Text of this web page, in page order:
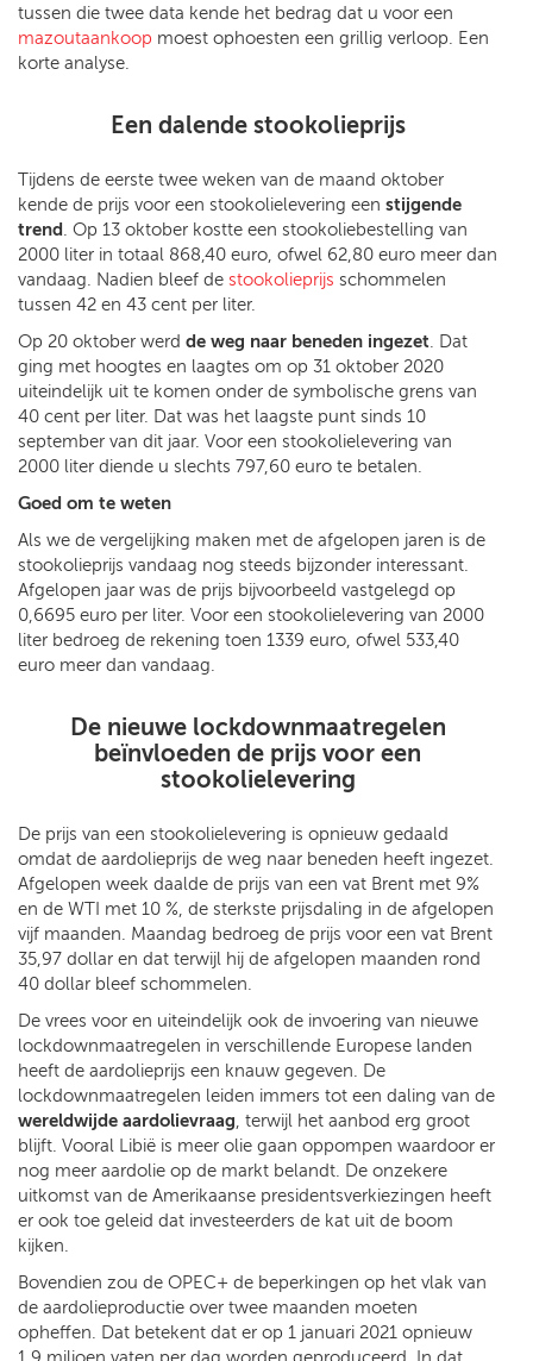
tussen die twee data kende het bedrag dat u voor een
mazoutaankoop moest ophoesten een grillig verloop. Een
korte analyse.
Een dalende stookolieprijs
Tijdens de eerste twee weken van de maand oktober
kende de prijs voor een stookolielevering een stijgende
trend. Op 13 oktober kostte een stookoliebestelling van
2000 liter in totaal 868,40 euro, ofwel 62,80 euro meer dan
vandaag. Nadien bleef de stookolieprijs schommelen
tussen 42 en 43 cent per liter.
Op 20 oktober werd de weg naar beneden ingezet. Dat
ging met hoogtes en laagtes om op 31 oktober 2020
uiteindelijk uit te komen onder de symbolische grens van
40 cent per liter. Dat was het laagste punt sinds 10
september van dit jaar. Voor een stookolielevering van
2000 liter diende u slechts 797,60 euro te betalen.
Goed om te weten
Als we de vergelijking maken met de afgelopen jaren is de
stookolieprijs vandaag nog steeds bijzonder interessant.
Afgelopen jaar was de prijs bijvoorbeeld vastgelegd op
0,6695 euro per liter. Voor een stookolielevering van 2000
liter bedroeg de rekening toen 1339 euro, ofwel 533,40
euro meer dan vandaag.
De nieuwe lockdownmaatregelen
beïnvloeden de prijs voor een
stookolielevering
De prijs van een stookolielevering is opnieuw gedaald
omdat de aardolieprijs de weg naar beneden heeft ingezet.
Afgelopen week daalde de prijs van een vat Brent met 9%
en de WTI met 10 %, de sterkste prijsdaling in de afgelopen
vijf maanden. Maandag bedroeg de prijs voor een vat Brent
35,97 dollar en dat terwijl hij de afgelopen maanden rond
40 dollar bleef schommelen.
De vrees voor en uiteindelijk ook de invoering van nieuwe
lockdownmaatregelen in verschillende Europese landen
heeft de aardolieprijs een knauw gegeven. De
lockdownmaatregelen leiden immers tot een daling van de
wereldwijde aardolievraag, terwijl het aanbod erg groot
blijft. Vooral Libië is meer olie gaan oppompen waardoor er
nog meer aardolie op de markt belandt. De onzekere
uitkomst van de Amerikaanse presidentsverkiezingen heeft
er ook toe geleid dat investeerders de kat uit de boom
kijken.
Bovendien zou de OPEC+ de beperkingen op het vlak van
de aardolieproductie over twee maanden moeten
opheffen. Dat betekent dat er op 1 januari 2021 opnieuw